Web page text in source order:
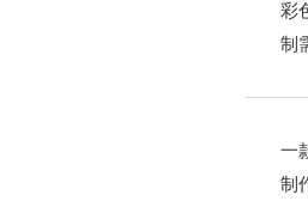
彩
制
一
制